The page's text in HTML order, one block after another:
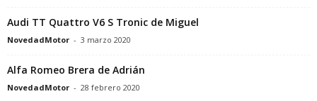
Audi TT Quattro V6 S Tronic de Miguel
NovedadMotor - 3 marzo 2020
Alfa Romeo Brera de Adrián
NovedadMotor - 28 febrero 2020